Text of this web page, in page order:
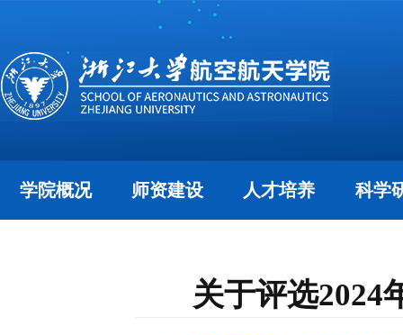
学院概况 师资建设 人才培养 科学
关于评选2024